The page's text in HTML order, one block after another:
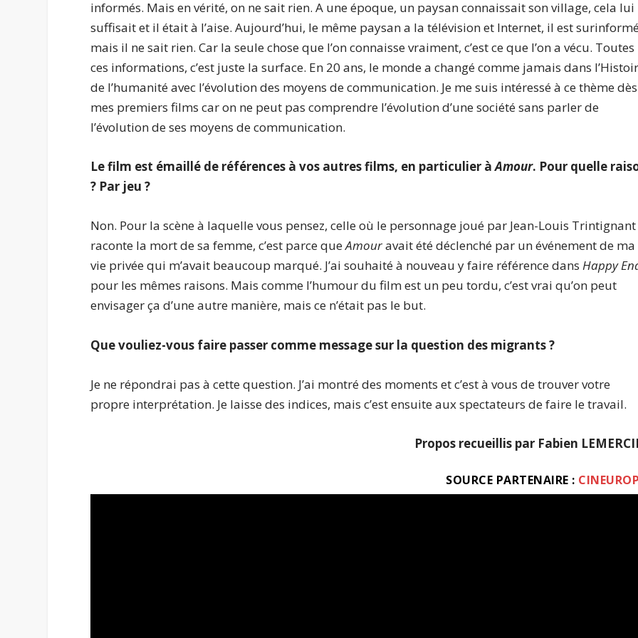
informés. Mais en vérité, on ne sait rien. A une époque, un paysan connaissait son village, cela lui
suffisait et il était à l’aise. Aujourd’hui, le même paysan a la télévision et Internet, il est
mais il ne sait rien. Car la seule chose que l’on connaisse vraiment, c’est ce que l’on a vécu. Toutes
ces informations, c’est juste la surface. En 20 ans, le monde a changé comme jamais dans
de l’humanité avec l’évolution des moyens de communication. Je me suis intéressé à ce thème dès
mes premiers films car on ne peut pas comprendre l’évolution d’une société sans parler de
l’évolution de ses moyens de communication.
Le film est émaillé de références à vos autres films, en particulier àAmour. Pour quelle
? Par jeu ?
Non. Pour la scène à laquelle vous pensez, celle où le personnage joué par Jean-Louis Trintignant
raconte la mort de sa femme, c’est parce queAmouravait été déclenché par un événement de ma
vie privée qui m’avait beaucoup marqué. J’ai souhaité à nouveau y faire référence dansHappy
pour les mêmes raisons. Mais comme l’humour du film est un peu tordu, c’est vrai qu’on peut
envisager ça d’une autre manière, mais ce n’était pas le but.
Que vouliez-vous faire passer comme message sur la question des migrants ?
Je ne répondrai pas à cette question. J’ai montré des moments et c’est à vous de trouver votre
propre interprétation. Je laisse des indices, mais c’est ensuite aux spectateurs de faire le travail.
Propos recueillis par Fabien
SOURCE PARTENAIRE :